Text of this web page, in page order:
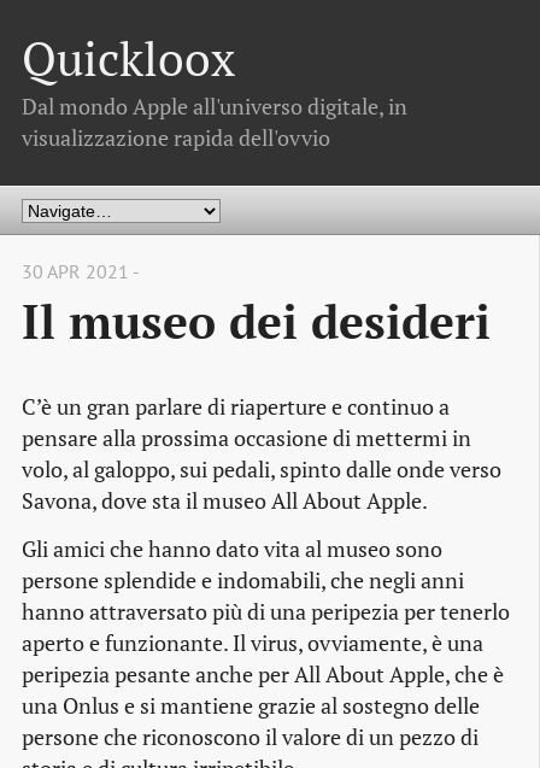
Quickloox
Dal mondo Apple all'universo digitale, in
visualizzazione rapida dell'ovvio
30 APR 2021 -
Il museo dei desideri
C’è un gran parlare di riaperture e continuo a
pensare alla prossima occasione di mettermi in
volo, al galoppo, sui pedali, spinto dalle onde verso
Savona, dove sta il museo All About Apple.
Gli amici che hanno dato vita al museo sono
persone splendide e indomabili, che negli anni
hanno attraversato più di una peripezia per tenerlo
aperto e funzionante. Il virus, ovviamente, è una
peripezia pesante anche per All About Apple, che è
una Onlus e si mantiene grazie al sostegno delle
persone che riconoscono il valore di un pezzo di